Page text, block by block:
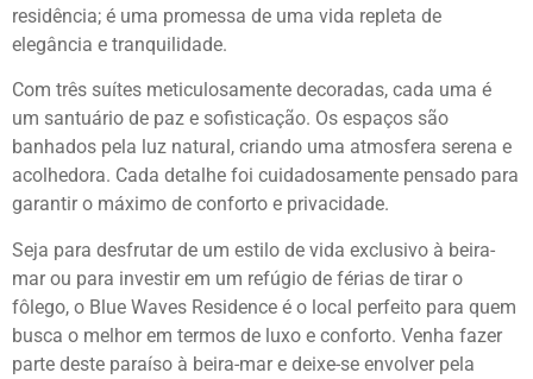
residência; é uma promessa de uma vida repleta de
elegância e tranquilidade.
Com três suítes meticulosamente decoradas, cada uma é
um santuário de paz e sofisticação. Os espaços são
banhados pela luz natural, criando uma atmosfera serena e
acolhedora. Cada detalhe foi cuidadosamente pensado para
garantir o máximo de conforto e privacidade.
Seja para desfrutar de um estilo de vida exclusivo à beira-
mar ou para investir em um refúgio de férias de tirar o
fôlego, o Blue Waves Residence é o local perfeito para quem
busca o melhor em termos de luxo e conforto. Venha fazer
parte deste paraíso à beira-mar e deixe-se envolver pela